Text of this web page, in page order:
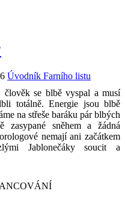
Úvodník Farního listu
se blbě vyspal a musí
totálně. Energie jsou blbě
na střeše baráku pár blbých
zasypané sněhem a žádná
nemají ani začátkem
Jablonečáky soucit a